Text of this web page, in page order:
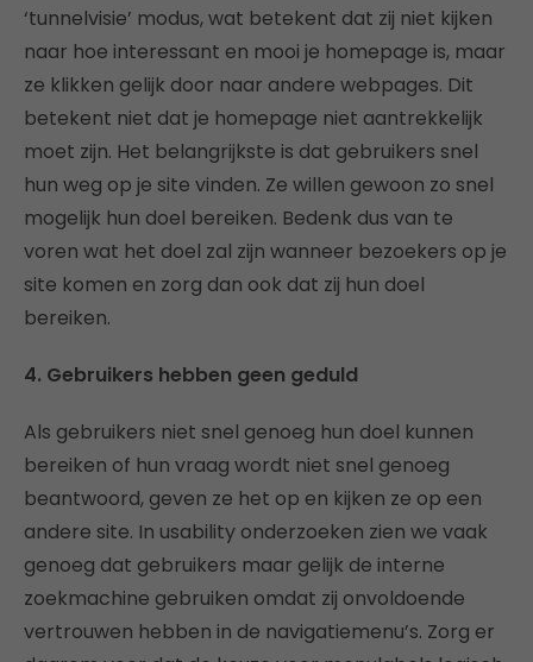
‘tunnelvisie’ modus, wat betekent dat zij niet kijken
naar hoe interessant en mooi je homepage is, maar
ze klikken gelijk door naar andere webpages. Dit
betekent niet dat je homepage niet aantrekkelijk
moet zijn. Het belangrijkste is dat gebruikers snel
hun weg op je site vinden. Ze willen gewoon zo snel
mogelijk hun doel bereiken. Bedenk dus van te
voren wat het doel zal zijn wanneer bezoekers op je
site komen en zorg dan ook dat zij hun doel
bereiken.
4. Gebruikers hebben geen geduld
Als gebruikers niet snel genoeg hun doel kunnen
bereiken of hun vraag wordt niet snel genoeg
beantwoord, geven ze het op en kijken ze op een
andere site. In usability onderzoeken zien we vaak
genoeg dat gebruikers maar gelijk de interne
zoekmachine gebruiken omdat zij onvoldoende
vertrouwen hebben in de navigatiemenu’s. Zorg er